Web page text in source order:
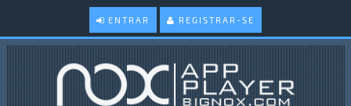
ENTRAR REGISTRAR-SE